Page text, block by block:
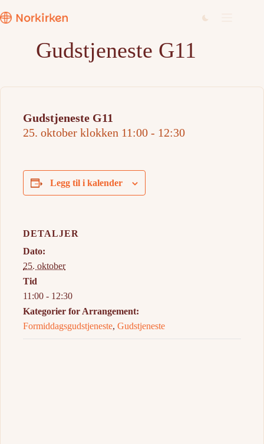
til
innholdet
Gudstjeneste G11
Gudstjeneste G11
25. oktober klokken 11:00 - 12:30
Legg til i kalender
DETALJER
Dato:
25. oktober
Tid
11:00 - 12:30
Kategorier for Arrangement:
Formiddagsgudstjeneste,Gudstjeneste